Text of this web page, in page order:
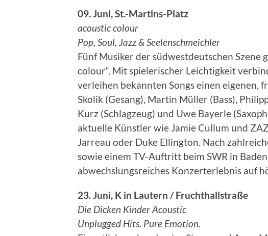
09. Juni, St.-Martins-Platz
acoustic colour
Pop, Soul, Jazz & Seelenschmeichler
Fünf Musiker der südwestdeutschen Szene
colour“. Mit spielerischer Leichtigkeit
verleihen bekannten Songs einen eigenen,
Skolik (Gesang), Martin Müller (Bass),
Kurz (Schlagzeug) und Uwe Bayerle
aktuelle Künstler wie Jamie Cullum und
Jarreau oder Duke Ellington. Nach
sowie einem TV-Auftritt beim SWR in
abwechslungsreiches Konzerterlebnis auf
23. Juni, K in Lautern / Fruchthallstraße
Die Dicken Kinder Acoustic
Unplugged Hits. Pure Emotion.